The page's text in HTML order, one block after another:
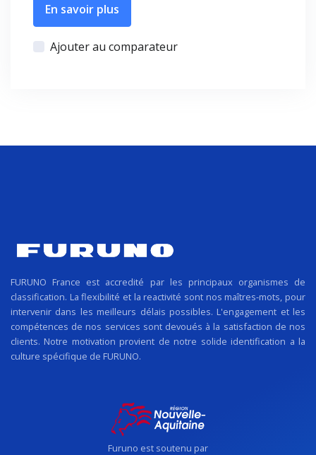
En savoir plus
Ajouter au comparateur
FURUNO France est accredité par les principaux organismes de
classification. La flexibilité et la reactivité sont nos maîtres-mots, pour
intervenir dans les meilleurs délais possibles. L'engagement et les
compétences de nos services sont devoués à la satisfaction de nos
clients. Notre motivation provient de notre solide identification a la
culture spécifique de FURUNO.
Furuno est soutenu par